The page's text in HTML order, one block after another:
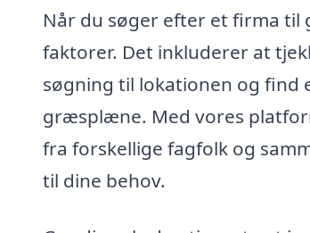
Når du søger efter et firma til
faktorer. Det inkluderer at
søgning til lokationen og
græsplæne. Med vores
fra forskellige fagfolk og
til dine behov.